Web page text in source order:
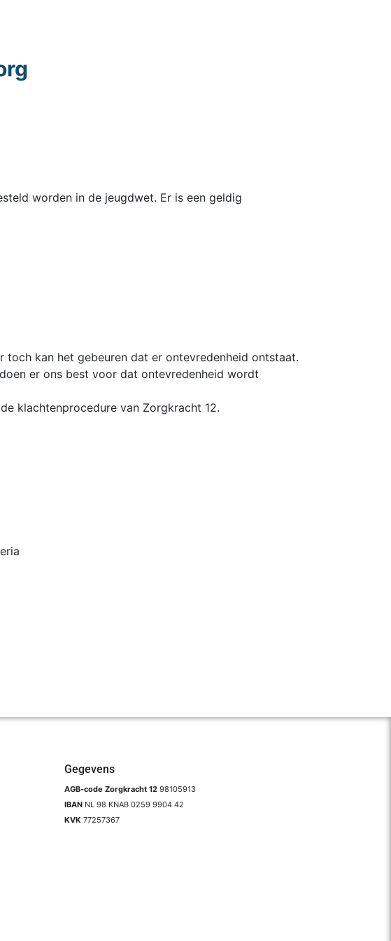
worden in de jeugdwet. Er is een geldig
kan het gebeuren dat er ontevredenheid ontstaat.
er ons best voor dat ontevredenheid wordt
klachtenprocedure van Zorgkracht 12.
Gegevens
AGB-code Zorgkracht 1298105913
IBANNL 98 KNAB 0259 9904 42
KVK77257367